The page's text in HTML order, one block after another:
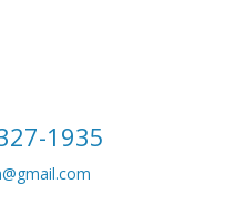
1935